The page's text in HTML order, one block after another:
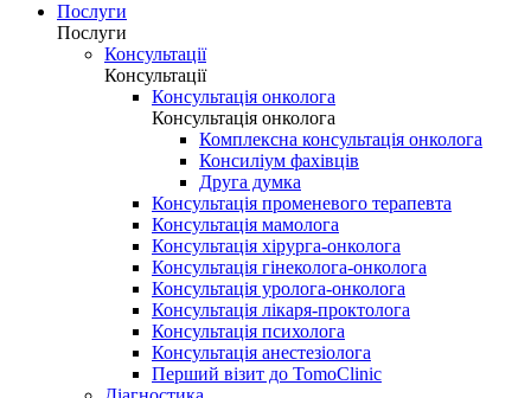
Послуги
Послуги
Консультації
Консультації
Консультація онколога
Консультація онколога
Комплексна консультація онколога
Консиліум фахівців
Друга думка
Консультація променевого терапевта
Консультація мамолога
Консультація хірурга-онколога
Консультація гінеколога-онколога
Консультація уролога-онколога
Консультація лікаря-проктолога
Консультація психолога
Консультація анестезіолога
Перший візит до TomoClinic